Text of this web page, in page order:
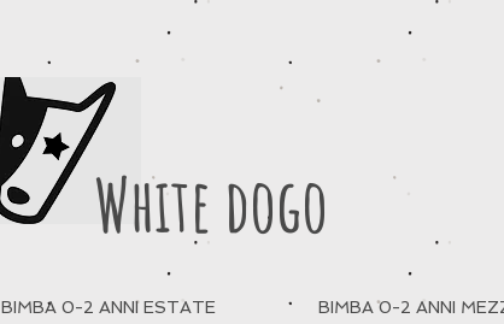
White dogo
BIMBA 0-2 ANNI ESTATE BIMBA 0-2 ANNI